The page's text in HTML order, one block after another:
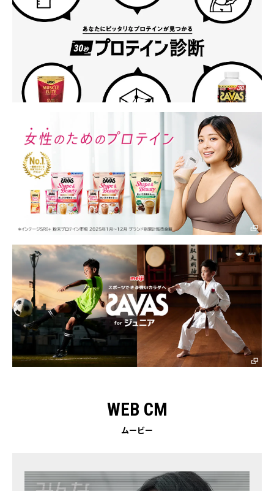
WEB CM
ムービー